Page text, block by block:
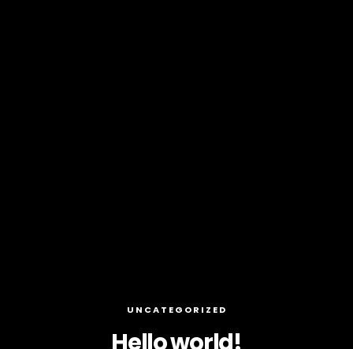
UNCATEGORIZED
Hello world!